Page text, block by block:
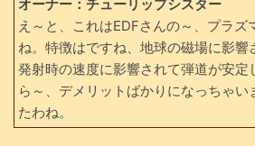
オーナー：チューリップシスター
え～と、これはEDFさんの～、プラズ
ね。特徴はですね、地球の磁場に影響
発射時の速度に影響されて弾道が安定
ら～、デメリットばかりになっちゃい
たわね。